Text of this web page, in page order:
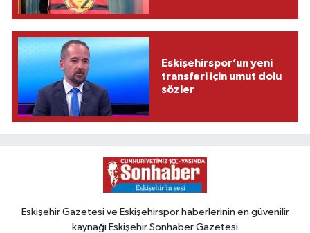
Eskişehirspor’un yeni
transferi için umut dolu
sözler
Eskişehir Gazetesi ve Eskişehirspor haberlerinin en güvenilir
kaynağı Eskişehir Sonhaber Gazetesi